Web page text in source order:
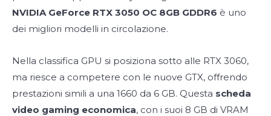
NVIDIA GeForce RTX 3050 OC 8GB GDDR6 è uno
dei migliori modelli in circolazione.
Nella classifica GPU si posiziona sotto alle RTX 3060,
ma riesce a competere con le nuove GTX, offrendo
prestazioni simili a una 1660 da 6 GB. Questa scheda
video gaming economica, con i suoi 8 GB di VRAM